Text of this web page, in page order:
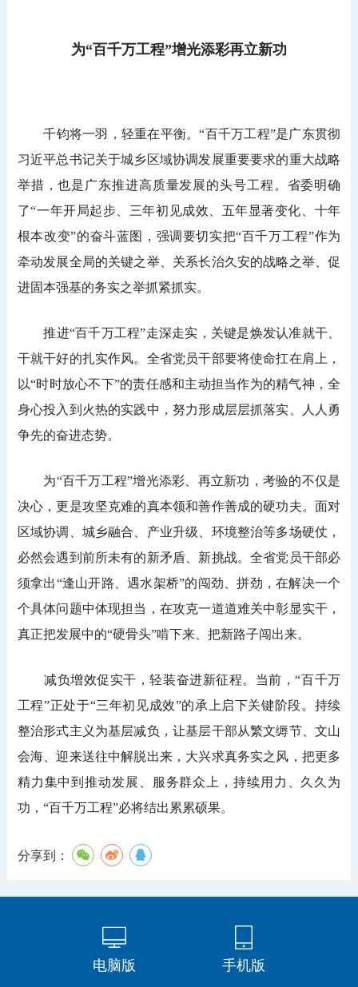
为“百千万工程”增光添彩再立新功
千钧将一羽，轻重在平衡。“百千万工程”是广东贯彻
习近平总书记关于城乡区域协调发展重要要求的重大战略
举措，也是广东推进高质量发展的头号工程。省委明确
了“一年开局起步、三年初见成效、五年显著变化、十年
根本改变”的奋斗蓝图，强调要切实把“百千万工程”作为
牵动发展全局的关键之举、关系长治久安的战略之举、促
进固本强基的务实之举抓紧抓实。
推进“百千万工程”走深走实，关键是焕发认准就干、
干就干好的扎实作风。全省党员干部要将使命扛在肩上，
以“时时放心不下”的责任感和主动担当作为的精气神，全
身心投入到火热的实践中，努力形成层层抓落实、人人勇
争先的奋进态势。
为“百千万工程”增光添彩、再立新功，考验的不仅是
决心，更是攻坚克难的真本领和善作善成的硬功夫。面对
区域协调、城乡融合、产业升级、环境整治等多场硬仗，
必然会遇到前所未有的新矛盾、新挑战。全省党员干部必
须拿出“逢山开路、遇水架桥”的闯劲、拼劲，在解决一个
个具体问题中体现担当，在攻克一道道难关中彰显实干，
真正把发展中的“硬骨头”啃下来、把新路子闯出来。
减负增效促实干，轻装奋进新征程。当前，“百千万
工程”正处于“三年初见成效”的承上启下关键阶段。持续
整治形式主义为基层减负，让基层干部从繁文缛节、文山
会海、迎来送往中解脱出来，大兴求真务实之风，把更多
精力集中到推动发展、服务群众上，持续用力、久久为
功，“百千万工程”必将结出累累硕果。
分享到：
电脑版 手机版